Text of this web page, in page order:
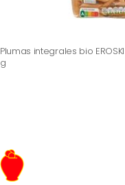
Plumas integrales bio
g